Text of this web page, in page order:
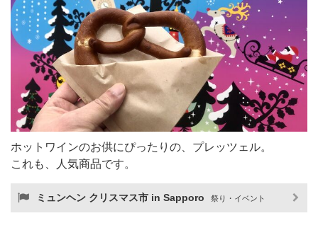
ホットワインのお供にぴったりの、プレッツェル。
これも、人気商品です。
ミュンヘン クリスマス市 in Sapporo 祭り・イベント